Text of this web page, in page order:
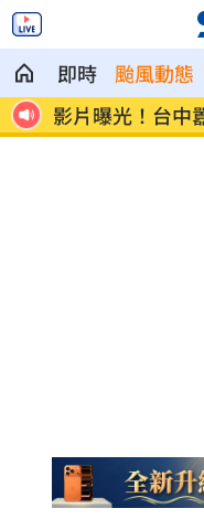
即時 颱風動態
上
AND2BLE、
全場